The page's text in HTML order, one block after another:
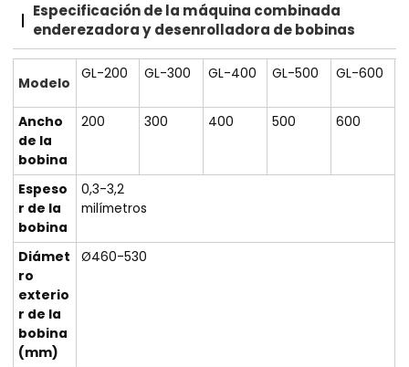
Especificación de la máquina combinada
enderezadora y desenrolladora de bobinas
Modelo
GL-200 GL-300 GL-400 GL-500 GL-600
Ancho
de la
bobina
200 300 400 500 600
Espeso
r de la
bobina
0,3-3,2
milímetros
Diámet
ro
exterio
r de la
bobina
(mm)
Ø460-530